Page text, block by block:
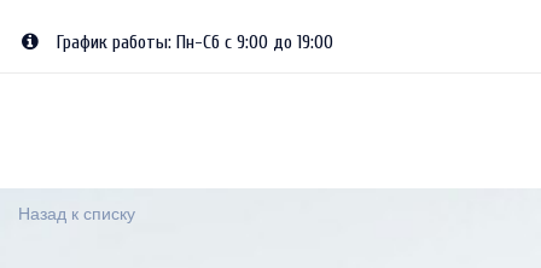
График работы: Пн-Сб с 9:00 до 19:00
Назад к списку